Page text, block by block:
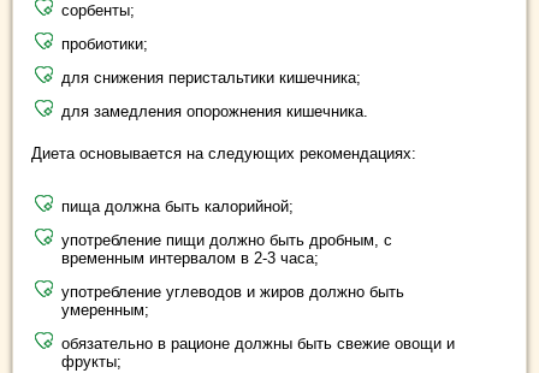
сорбенты;
пробиотики;
для снижения перистальтики кишечника;
для замедления опорожнения кишечника.
Диета основывается на следующих рекомендациях:
пища должна быть калорийной;
употребление пищи должно быть дробным, с
временным интервалом в 2-3 часа;
употребление углеводов и жиров должно быть
умеренным;
обязательно в рационе должны быть свежие овощи и
фрукты;